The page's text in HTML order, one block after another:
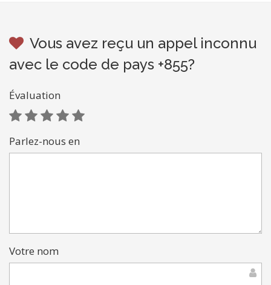
Vous avez reçu un appel inconnu
avec le code de pays +855?
Évaluation
Parlez-nous en
Votre nom